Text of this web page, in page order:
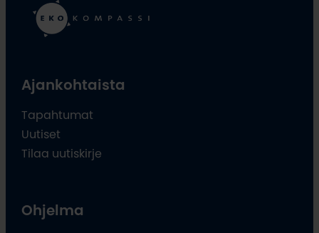
Ajankohtaista
Tapahtumat
Uutiset
Tilaa uutiskirje
Ohjelma